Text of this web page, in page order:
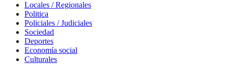
Locales / Regionales
Politica
Policiales / Judiciales
Sociedad
Deportes
Economía social
Culturales